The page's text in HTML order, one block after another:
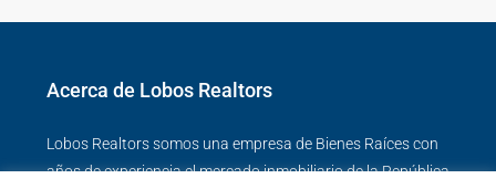
Acerca de Lobos Realtors
Lobos Realtors somos una empresa de Bienes Raíces con
años de experiencia el mercado inmobiliario de la República